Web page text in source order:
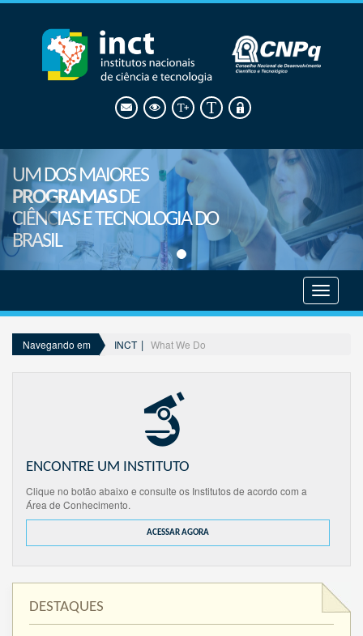
UM DOS MAIORES
PROGRAMASDE
CIÊNCIAS E TECNOLOGIA DO
BRASIL
menu
Navegando em INCT What We Do
ENCONTRE UM INSTITUTO
Clique no botão abaixo e consulte os Institutos de acordo com a
Área de Conhecimento.
ACESSAR AGORA
DESTAQUES